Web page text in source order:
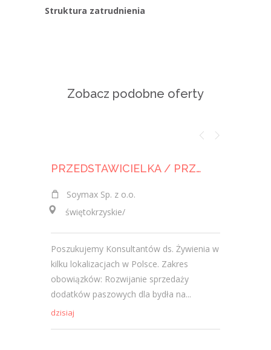
Struktura zatrudnienia
Zobacz podobne oferty
PRZEDSTAWICIELKA / PRZEDSTAWICIEL HANDLOWY DS. ŻYWIENIA ZWIERZĄT
Soymax Sp. z o.o.
świętokrzyskie/
Poszukujemy Konsultantów ds. Żywienia w
kilku lokalizacjach w Polsce. Zakres
obowiązków: Rozwijanie sprzedaży
dodatków paszowych dla bydła na...
dzisiaj